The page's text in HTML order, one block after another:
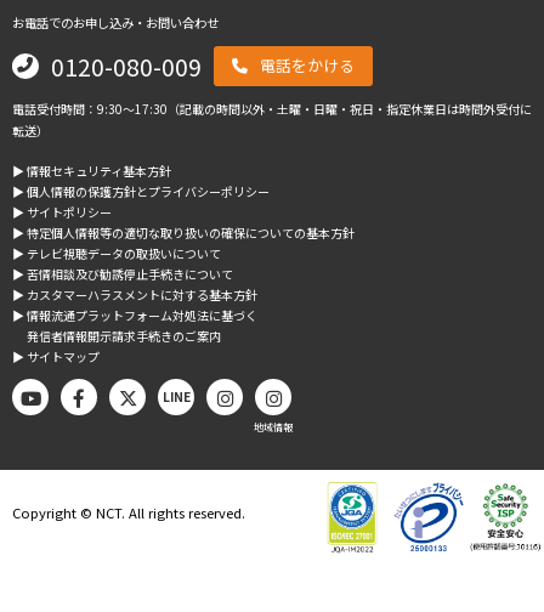
お電話でのお申し込み・お問い合わせ
0120-080-009 電話をかける
電話受付時間：9:30～17:30（記載の時間以外・土曜・日曜・祝日・指定休業日は時間外受付に
転送）
▶︎ 情報セキュリティ基本方針
▶︎ 個人情報の保護方針とプライバシーポリシー
▶︎ サイトポリシー
▶︎ 特定個人情報等の適切な取り扱いの確保についての基本方針
▶︎ テレビ視聴データの取扱いについて
▶︎ 苦情相談及び勧誘停止手続きについて
▶︎ カスタマーハラスメントに対する基本方針
▶︎ 情報流通プラットフォーム対処法に基づく
発信者情報開示請求手続きのご案内
▶︎ サイトマップ
LINE
地域情報
Copyright © NCT. All rights reserved.